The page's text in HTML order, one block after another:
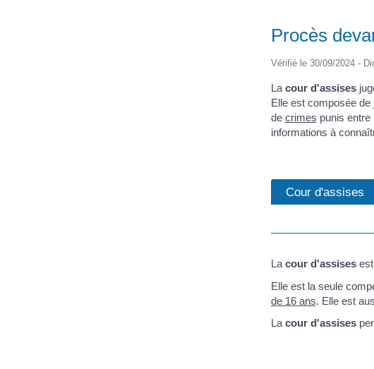
Procès
Vérifié le 30/09/2024 -
La cour d'assises
Elle est composée
de crimes punis entre
informations à
Cour d'assises
La cour d'assisesest
Elle est la seule
de 16 ans. Elle est
La cour d'assises